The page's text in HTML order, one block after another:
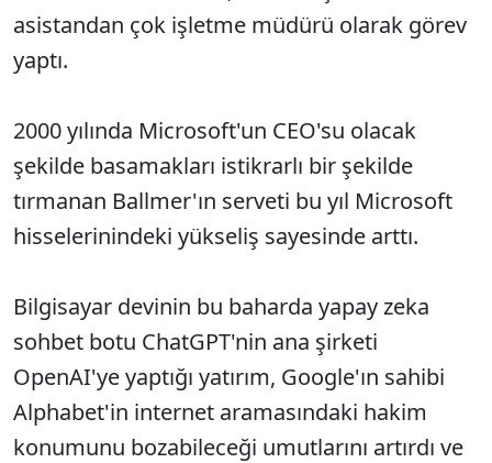
asistandan çok işletme müdürü olarak görev
yaptı.
2000 yılında Microsoft'un CEO'su olacak
şekilde basamakları istikrarlı bir şekilde
tırmanan Ballmer'ın serveti bu yıl Microsoft
hisselerinindeki yükseliş sayesinde arttı.
Bilgisayar devinin bu baharda yapay zeka
sohbet botu ChatGPT'nin ana şirketi
OpenAI'ye yaptığı yatırım, Google'ın sahibi
Alphabet'in internet aramasındaki hakim
konumunu bozabileceği umutlarını artırdı ve